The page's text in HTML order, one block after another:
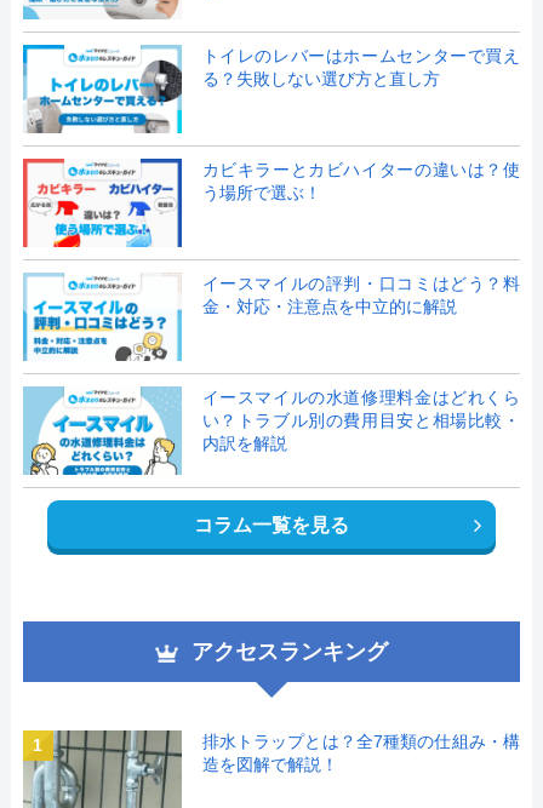
トイレのレバーはホームセンターで買え
る？失敗しない選び方と直し方
カビキラーとカビハイターの違いは？使
う場所で選ぶ！
イースマイルの評判・口コミはどう？料
金・対応・注意点を中立的に解説
イースマイルの水道修理料金はどれくら
い？トラブル別の費用目安と相場比較・
内訳を解説
コラム一覧を見る
アクセスランキング
1
排水トラップとは？全7種類の仕組み・構
造を図解で解説！